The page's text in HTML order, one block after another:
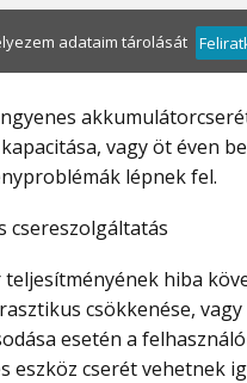
adataim tárolását
vagy öt éven
lépnek fel.
csereszolgáltatás
csökkenése,
esetén a
eszköz cserét vehetnek